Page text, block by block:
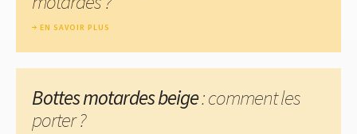
EN SAVOIR PLUS
Bottes motardes beige: comment les
porter ?